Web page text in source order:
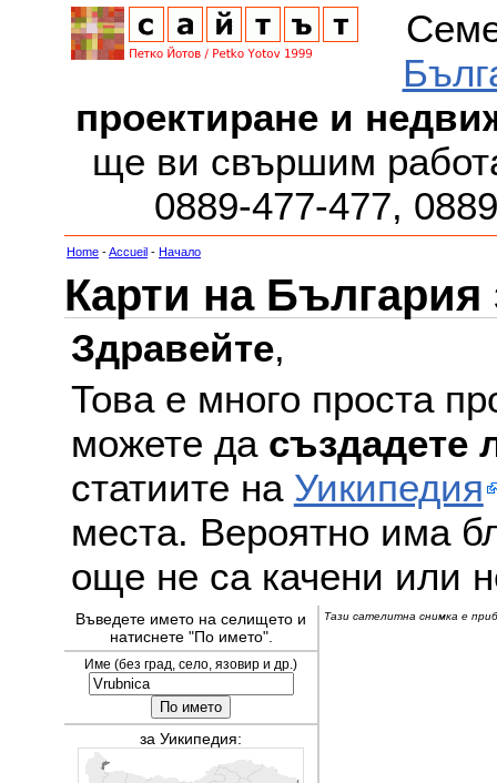
проектиране и
ще ви свършим
0889-477-477,
Home -Accueil - Начало
Карти на България
Здравейте,
Това е много проста
можете да създадете
статиите на Уикипедия
места. Вероятно има
още не са качени или
Въведете името на селището и
натиснете "По името".
Тази сателитна снимка е
Име (без град, село, язовир и др.)
за Уикипедия: